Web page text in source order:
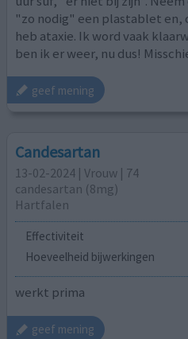
"zo nodig" een plastablet en,
heb ataxie. Ik word vaak
ben ik er weer, nu dus!
geef mening
Candesartan
13-02-2024 | Vrouw | 74
candesartan (8mg)
Hartfalen
Effectiviteit
Hoeveelheid bijwerkingen
werkt prima
geef mening